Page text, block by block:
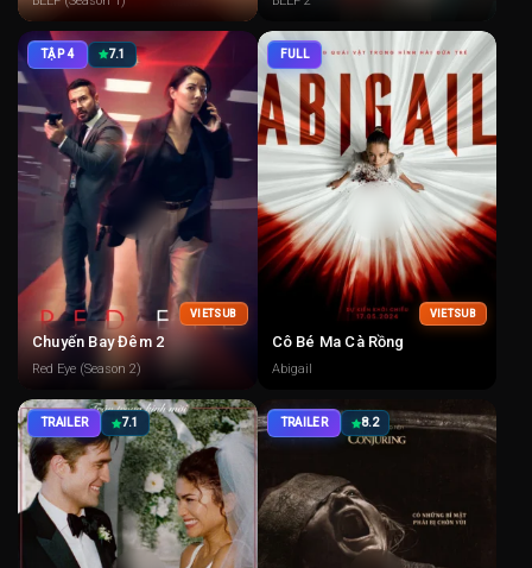
TẬP 4 7.1
VIETSUB
Chuyến Bay Đêm 2
Red Eye (Season 2)
FULL
VIETSUB
Cô Bé Ma Cà Rồng
Abigail
TRAILER 7.1 TRAILER 8.2